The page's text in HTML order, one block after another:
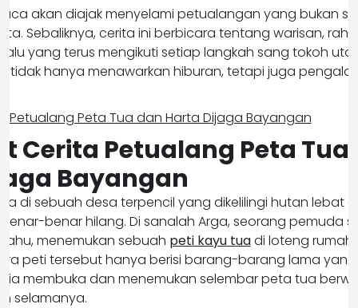
akan diajak menyelami petualangan yang bukan
Sebaliknya, cerita ini berbicara tentang warisan,
yang terus mengikuti setiap langkah sang tokoh
tidak hanya menawarkan hiburan, tetapi juga
Cerita Petualang Peta Tua
Bayangan
di sebuah desa terpencil yang dikelilingi hutan lebat
benar hilang. Di sanalah Arga, seorang pemuda
menemukan sebuah peti kayu tuadi loteng rumah
peti tersebut hanya berisi barang-barang lama
ia membuka dan menemukan selembar peta tua
selamanya.